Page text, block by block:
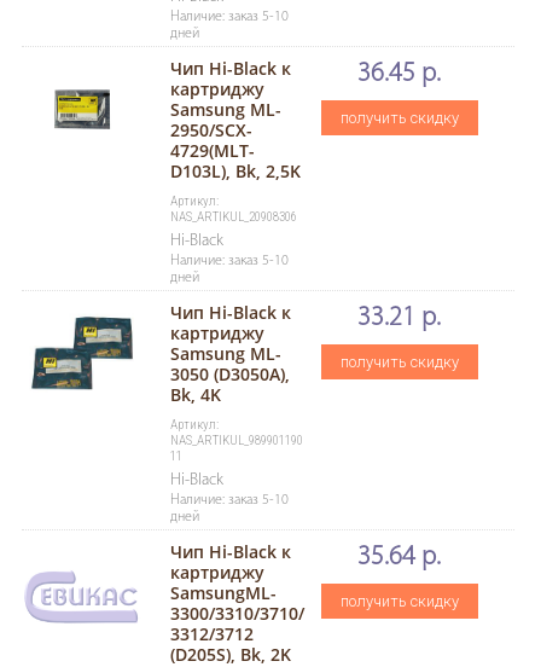
Наличие: заказ 5-10
дней
Чип Hi-Black к
картриджу
Samsung ML-
2950/SCX-
4729(MLT-
D103L), Bk, 2,5K
Артикул:
NAS_ARTIKUL_20908306
Hi-Black
Наличие: заказ 5-10
дней
36.45 р.
получить скидку
Чип Hi-Black к
картриджу
Samsung ML-
3050 (D3050A),
Bk, 4K
Артикул:
NAS_ARTIKUL_989901190
11
Hi-Black
Наличие: заказ 5-10
дней
33.21 р.
получить скидку
Чип Hi-Black к
картриджу
SamsungML-
3300/3310/3710/
3312/3712
(D205S), Bk, 2K
35.64 р.
получить скидку